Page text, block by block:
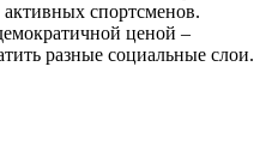
спортсменов.
ценой –
разные социальные слои.